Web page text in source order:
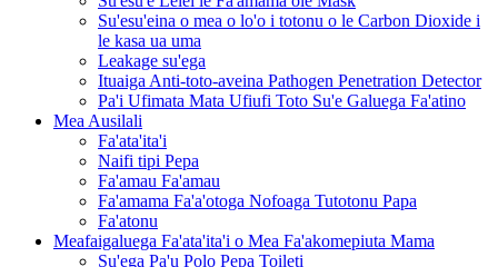
Su'esu'eina o mea o lo'o i totonu o le Carbon Dioxide i
le kasa ua uma
Leakage su'ega
Ituaiga Anti-toto-aveina Pathogen Penetration Detector
Pa'i Ufimata Mata Ufiufi Toto Su'e Galuega Fa'atino
Mea Ausilali
Fa'ata'ita'i
Naifi tipi Pepa
Fa'amau Fa'amau
Fa'amama Fa'a'otoga Nofoaga Tutotonu Papa
Fa'atonu
Meafaigaluega Fa'ata'ita'i o Mea Fa'akomepiuta Mama
Su'ega Pa'u Polo Pepa Toileti